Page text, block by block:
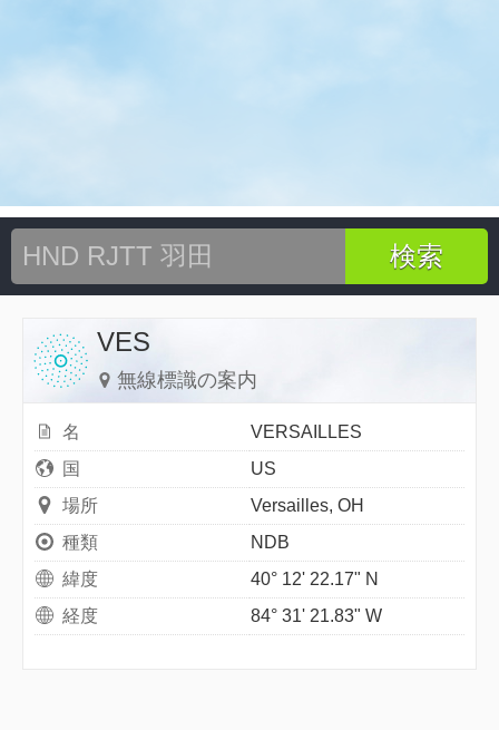
VES
無線標識の案内
名
VERSAILLES
国
US
場所
Versailles, OH
種類
NDB
緯度
40° 12' 22.17" N
経度
84° 31' 21.83" W